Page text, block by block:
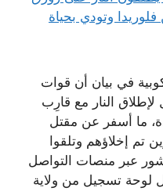
في بيان أن قوات
النار مع قارِب
ما أسفر عن مقتل
تم إخلاؤهم وتلقوا
عبر منصات التواصل
لوحة تسجيل من ولاية